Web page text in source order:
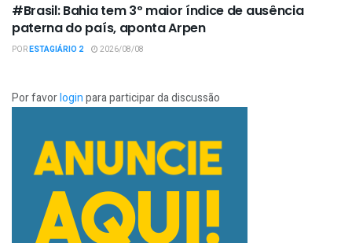
#Brasil: Bahia tem 3º maior índice de ausência
paterna do país, aponta Arpen
PORESTAGIÁRIO 2 2026/08/08
Por favorloginpara participar da discussão